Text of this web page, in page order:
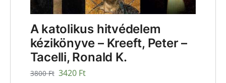
A katolikus hitvédelem
kézikönyve – Kreeft, Peter –
Tacelli, Ronald K.
3800Ft 3420 Ft